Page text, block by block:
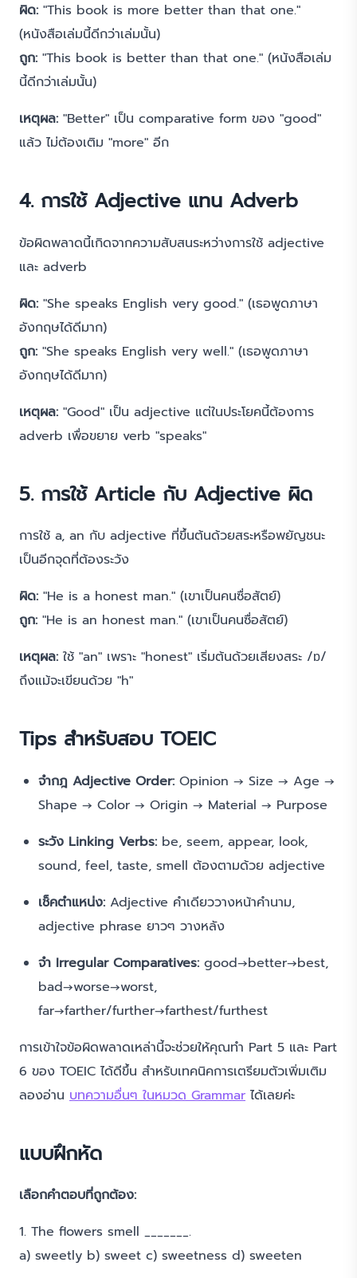
ผิด: "This book is more better than that one."
(หนังสือเล่มนี้ดีกว่าเล่มนั้น)
ถูก: "This book is better than that one." (หนังสือเล่ม
นี้ดีกว่าเล่มนั้น)
เหตุผล: "Better" เป็น comparative form ของ "good"
แล้ว ไม่ต้องเติม "more" อีก
4. การใช้ Adjective แทน Adverb
ข้อผิดพลาดนี้เกิดจากความสับสนระหว่างการใช้ adjective
และ adverb
ผิด: "She speaks English very good." (เธอพูดภาษา
อังกฤษได้ดีมาก)
ถูก: "She speaks English very well." (เธอพูดภาษา
อังกฤษได้ดีมาก)
เหตุผล: "Good" เป็น adjective แต่ในประโยคนี้ต้องการ
adverb เพื่อขยาย verb "speaks"
5. การใช้ Article กับ Adjective ผิด
การใช้ a, an กับ adjective ที่ขึ้นต้นด้วยสระหรือพยัญชนะ
เป็นอีกจุดที่ต้องระวัง
ผิด: "He is a honest man." (เขาเป็นคนซื่อสัตย์)
ถูก: "He is an honest man." (เขาเป็นคนซื่อสัตย์)
เหตุผล: ใช้ "an" เพราะ "honest" เริ่มต้นด้วยเสียงสระ /ɒ/
ถึงแม้จะเขียนด้วย "h"
Tips สำหรับสอบ TOEIC
จำกฎ Adjective Order: Opinion → Size → Age →
Shape → Color → Origin → Material → Purpose
ระวัง Linking Verbs: be, seem, appear, look,
sound, feel, taste, smell ต้องตามด้วย adjective
เช็คตำแหน่ง: Adjective คำเดียววางหน้าคำนาม,
adjective phrase ยาวๆ วางหลัง
จำ Irregular Comparatives: good→better→best,
bad→worse→worst,
far→farther/further→farthest/furthest
การเข้าใจข้อผิดพลาดเหล่านี้จะช่วยให้คุณทำ Part 5 และ Part
6 ของ TOEIC ได้ดีขึ้น สำหรับเทคนิคการเตรียมตัวเพิ่มเติม
ลองอ่าน บทความอื่นๆ ในหมวด Grammar ได้เลยค่ะ
แบบฝึกหัด
เลือกคำตอบที่ถูกต้อง:
1. The flowers smell _______.
a) sweetly b) sweet c) sweetness d) sweeten